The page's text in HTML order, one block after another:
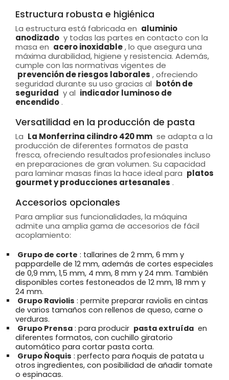
Estructura robusta e higiénica
La estructura está fabricada en aluminio
anodizado y todas las partes en contacto con la
masa en acero inoxidable, lo que asegura una
máxima durabilidad, higiene y resistencia. Además,
cumple con las normativas vigentes de
prevención de riesgos laborales , ofreciendo
seguridad durante su uso gracias al botón de
seguridad y al indicador luminoso de
encendido .
Versatilidad en la producción de pasta
La La Monferrina cilindro 420 mm se adapta a la
producción de diferentes formatos de pasta
fresca, ofreciendo resultados profesionales incluso
en preparaciones de gran volumen. Su capacidad
para laminar masas finas la hace ideal para platos
gourmet y producciones artesanales .
Accesorios opcionales
Para ampliar sus funcionalidades, la máquina
admite una amplia gama de accesorios de fácil
acoplamiento:
Grupo de corte : tallarines de 2 mm, 6 mm y
pappardelle de 12 mm, además de cortes especiales
de 0,9 mm, 1,5 mm, 4 mm, 8 mm y 24 mm. También
disponibles cortes festoneados de 12 mm, 18 mm y
24 mm.
Grupo Raviolis : permite preparar raviolis en cintas
de varios tamaños con rellenos de queso, carne o
verduras.
Grupo Prensa : para producir pasta extruída en
diferentes formatos, con cuchillo giratorio
automático para cortar pasta corta.
Grupo Ñoquis : perfecto para ñoquis de patata u
otros ingredientes, con posibilidad de añadir tomate
o espinacas.